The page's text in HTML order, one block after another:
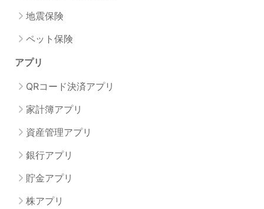
地震保険
ペット保険
アプリ
QRコード決済アプリ
家計簿アプリ
資産管理アプリ
銀行アプリ
貯金アプリ
株アプリ